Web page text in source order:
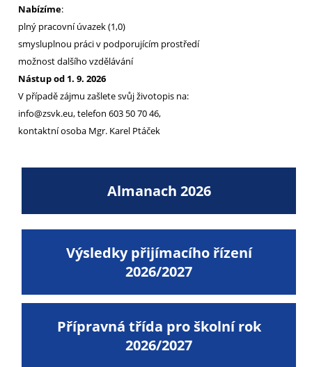
Nabízíme:
plný pracovní úvazek (1,0)
smysluplnou práci v podporujícím prostředí
možnost dalšího vzdělávání
Nástup od 1. 9. 2026
V případě zájmu zašlete svůj životopis na:
info@zsvk.eu, telefon 603 50 70 46,
kontaktní osoba Mgr. Karel Ptáček
Almanach 2026
Výsledky přijímacího řízení
2026/2027
Přípravná třída pro školní rok
2026/2027